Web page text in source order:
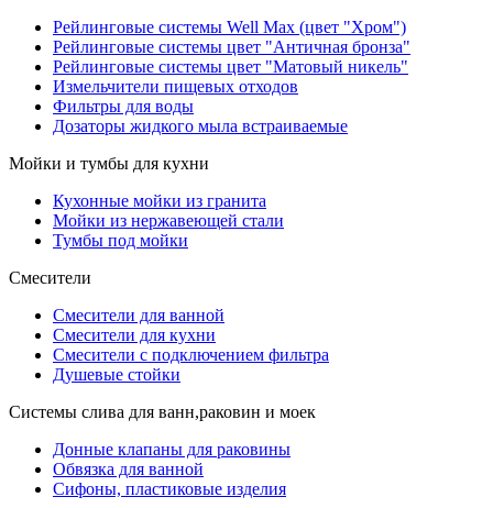
Рейлинговые системы Well Max (цвет "Хром")
Рейлинговые системы цвет "Античная бронза"
Рейлинговые системы цвет "Матовый никель"
Измельчители пищевых отходов
Фильтры для воды
Дозаторы жидкого мыла встраиваемые
Мойки и тумбы для кухни
Кухонные мойки из гранита
Мойки из нержавеющей стали
Тумбы под мойки
Смесители
Смесители для ванной
Смесители для кухни
Смесители с подключением фильтра
Душевые стойки
Системы слива для ванн,раковин и моек
Донные клапаны для раковины
Обвязка для ванной
Сифоны, пластиковые изделия